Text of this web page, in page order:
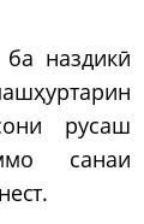
наздикӣ
русаш
санаи